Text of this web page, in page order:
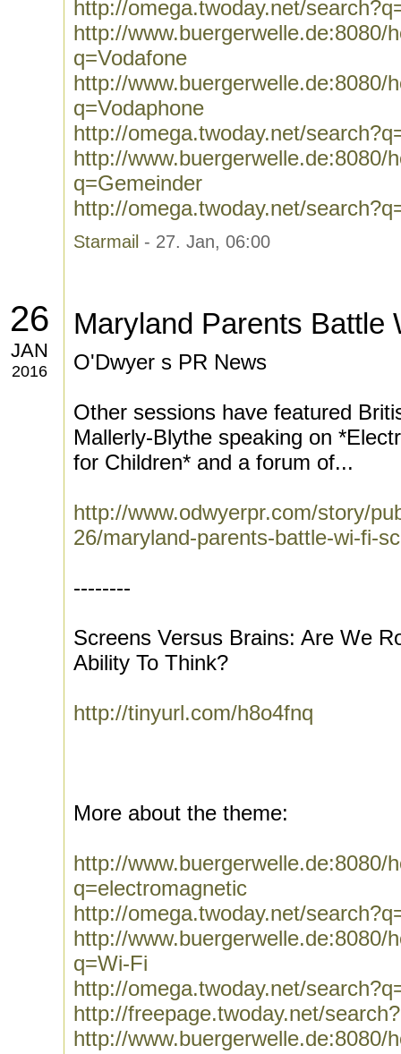
http://omega.twoday.net/
http://www.buergerwelle.de:8080/
q=Vodafone
http://www.buergerwelle.de:8080/
q=Vodaphone
http://omega.twoday.net/
http://www.buergerwelle.de:8080/
q=Gemeinder
http://omega.twoday.net/
Starmail - 27. Jan, 06:00
26
JAN
2016
Maryland Parents Battle
O'Dwyer s PR News
Other sessions have featured
Mallerly-Blythe speaking on
for Children* and a forum of...
http://www.odwyerpr.com/story/
26/maryland-parents-battle-wi-fi-
--------
Screens Versus Brains: Are We
Ability To Think?
http://tinyurl.com/h8o4fnq
More about the theme:
http://www.buergerwelle.de:8080/
q=electromagnetic
http://omega.twoday.net/
http://www.buergerwelle.de:8080/
q=Wi-Fi
http://omega.twoday.net/
http://freepage.twoday.net/
http://www.buergerwelle.de:8080/